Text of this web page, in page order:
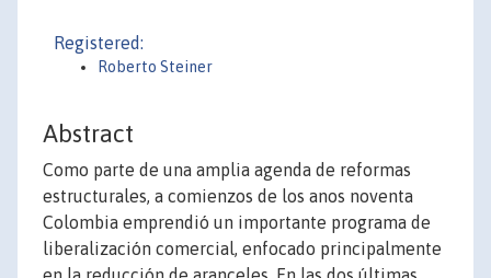
Registered:
Roberto Steiner
Abstract
Como parte de una amplia agenda de reformas
estructurales, a comienzos de los anos noventa
Colombia emprendió un importante programa de
liberalización comercial, enfocado principalmente